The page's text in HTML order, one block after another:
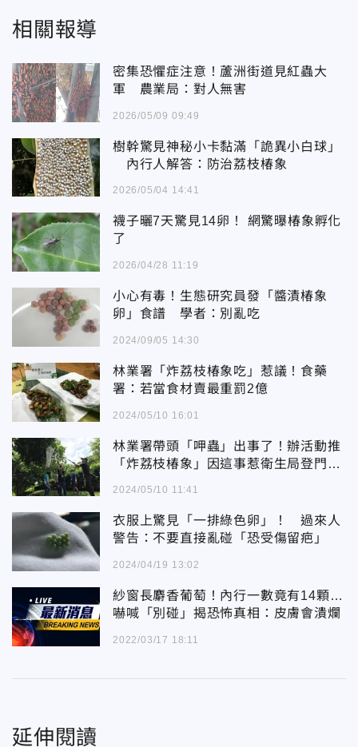
相關報導
密集恐懼症注意！蘆洲街道見紅蟲大
軍 農業局：對人無害
2026/05/09 09:49
樹幹驚見神秘小卡黏滿「詭異小白球」
內行人解答：防治荔枝椿象
2026/05/04 14:41
襪子曬7天驚見14卵！ 網驚曝椿象孵化
了
2026/04/28 11:19
小心有毒！生態研究員發「醬漬椿象
卵」食譜 學者：別亂吃
2024/09/05 14:30
林業署「炸荔枝椿象吃」惹議！食藥
署：若當食材賣最重罰2億
2024/05/10 16:01
林業署帶頭「呷蟲」出事了！辦活動推
「炸荔枝椿象」因這事惹衛生局登門關
2024/05/10 11:41
衣服上驚見「一排綠色卵」！ 過來人
警告：不要直接亂碰「恐受傷留疤」
2024/04/19 13:02
紗窗長麝香葡萄！內行一數竟有14顆…
嚇喊「別碰」揭恐怖真相：皮膚會潰爛
2022/03/17 18:11
延伸閱讀